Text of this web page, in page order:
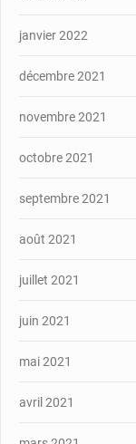
janvier 2022
décembre 2021
novembre 2021
octobre 2021
septembre 2021
août 2021
juillet 2021
juin 2021
mai 2021
avril 2021